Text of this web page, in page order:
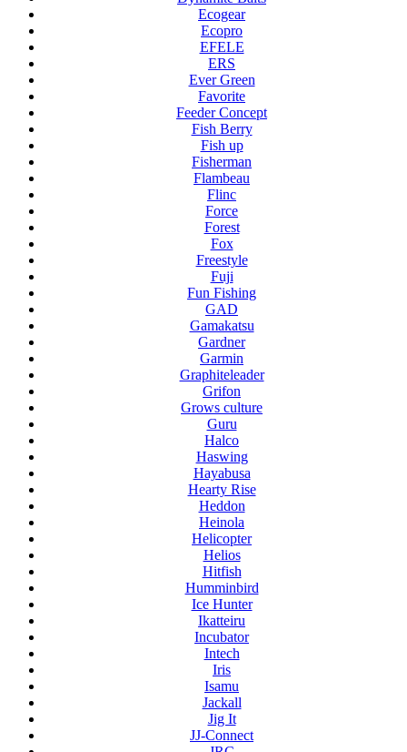
Ecogear
Ecopro
EFELE
ERS
Ever Green
Favorite
Feeder Concept
Fish Berry
Fish up
Fisherman
Flambeau
Flinc
Force
Forest
Fox
Freestyle
Fuji
Fun Fishing
GAD
Gamakatsu
Gardner
Garmin
Graphiteleader
Grifon
Grows culture
Guru
Halco
Haswing
Hayabusa
Hearty Rise
Heddon
Heinola
Helicopter
Helios
Hitfish
Humminbird
Ice Hunter
Ikatteiru
Incubator
Intech
Iris
Isamu
Jackall
Jig It
JJ-Connect